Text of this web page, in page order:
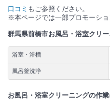
口コミ もご参照ください。
※本ページでは一部プロモーショ
群馬県前橋市お風呂・浴室クリ
浴室・浴槽
風呂釜洗浄
お風呂・浴室クリーニングの作